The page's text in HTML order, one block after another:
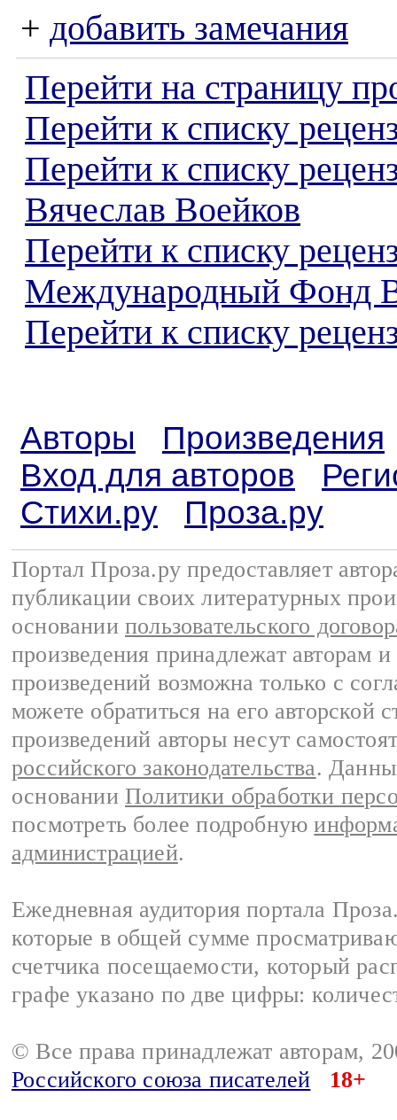
+ добавить замечания
Перейти на страницу
Перейти к списку
Перейти к списку
Вячеслав Воейков
Перейти к списку
Международный Фонд
Перейти к списку
Авторы
Произведения
Вход для авторов
Стихи.ру
Проза.ру
Портал Проза.ру предоставляет
публикации своих литературных
основании пользовательского
произведения принадлежат авторам
произведений возможна только с
можете обратиться на его авторской
произведений авторы несут
российского законодательства.
основании Политики обработки
посмотреть более подробную
администрацией.
Ежедневная аудитория портала
которые в общей сумме
счетчика посещаемости, который
графе указано по две цифры:
© Все права принадлежат авторам,
Российского союза писателей
18+